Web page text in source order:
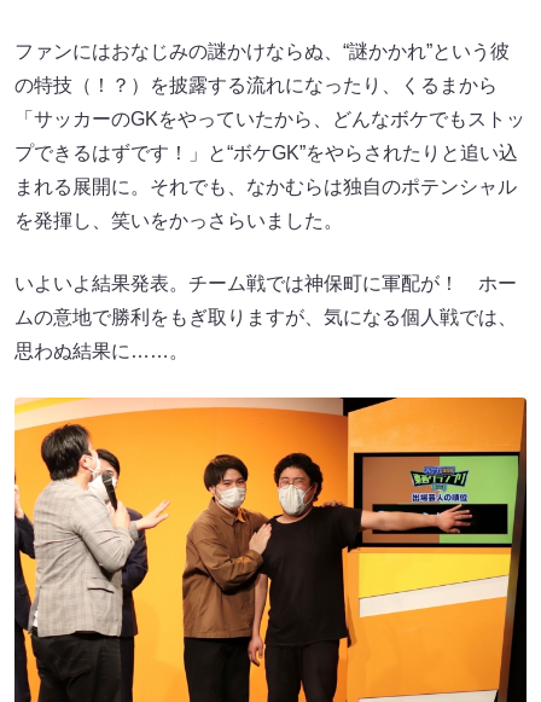
ファンにはおなじみの謎かけならぬ、“謎かかれ”という彼
の特技（！？）を披露する流れになったり、くるまから
「サッカーのGKをやっていたから、どんなボケでもストッ
プできるはずです！」と“ボケGK”をやらされたりと追い込
まれる展開に。それでも、なかむらは独自のポテンシャル
を発揮し、笑いをかっさらいました。
いよいよ結果発表。チーム戦では神保町に軍配が！ ホー
ムの意地で勝利をもぎ取りますが、気になる個人戦では、
思わぬ結果に……。